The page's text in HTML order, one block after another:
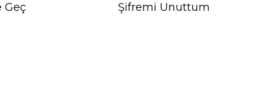
Geç Şifremi Unuttum